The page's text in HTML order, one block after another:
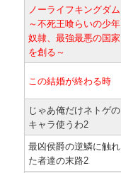
ノーライフキングダム
～不死王喰らいの少年
奴隷、最強最悪の国家
を創る～
この結婚が終わる時
じゃあ俺だけネトゲの
キャラ使うわ2
最凶侯爵の逆鱗に触れ
た者達の末路2